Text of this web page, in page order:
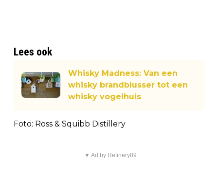
Lees ook
Whisky Madness: Van een
whisky brandblusser tot een
whisky vogelhuis
Foto: Ross & Squibb Distillery
▼ Ad by Refinery89